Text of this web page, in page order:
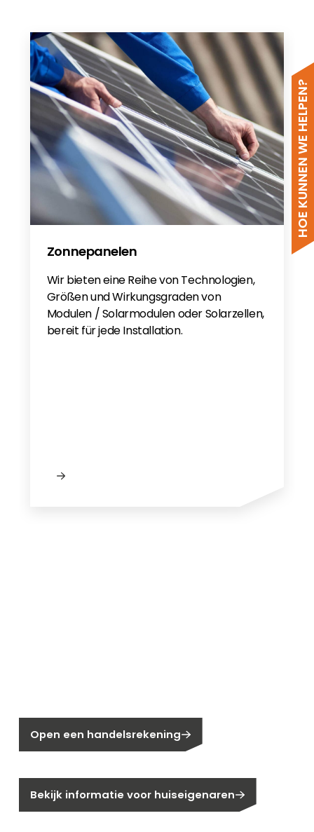
HOE KUNNEN WE HELPEN?
Zonnepanelen
Wir bieten eine Reihe von Technologien,
Größen und Wirkungsgraden von
Modulen / Solarmodulen oder Solarzellen,
bereit für jede Installation.
Open een handelsrekening
Bekijk informatie voor huiseigenaren